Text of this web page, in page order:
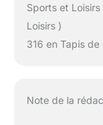
Sports et
Loisirs )
316 en Tapis de
Note de la